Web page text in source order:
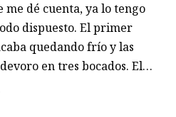
me dé cuenta, ya lo tengo
dispuesto. El primer
quedando frío y las
en tres bocados. El…